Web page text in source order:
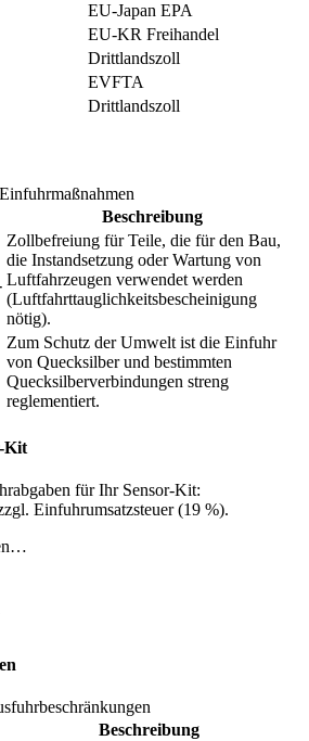
EU-Japan EPA
EU-KR Freihandel
Drittlandszoll
EVFTA
Drittlandszoll
Einfuhrmaßnahmen
Beschreibung
Zollbefreiung für Teile, die für den Bau,
die Instandsetzung oder Wartung von
Luftfahrzeugen verwendet werden
(Luftfahrttauglichkeitsbescheinigung
nötig).
Zum Schutz der Umwelt ist die Einfuhr
von Quecksilber und bestimmten
Quecksilberverbindungen streng
reglementiert.
Kit
für Ihr Sensor-Kit:
Einfuhrumsatzsteuer (19 %).
Beschreibung